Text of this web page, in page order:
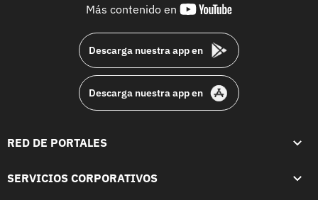
Más contenido en
youtube-
Descarga nuestra app en
Descarga nuestra app en
RED DE PORTALES
SERVICIOS CORPORATIVOS